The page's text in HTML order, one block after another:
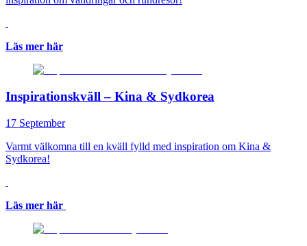
Läs mer här
Inspirationskväll – Kina & Sydkorea
17 September
Varmt välkomna till en kväll fylld med inspiration om Kina &
Sydkorea!
Läs mer här